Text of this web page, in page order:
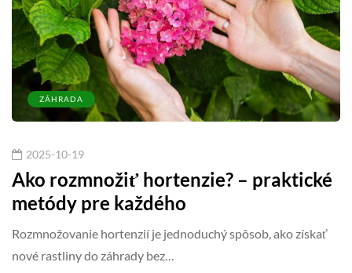
ZÁHRADA
2025-10-19
Ako rozmnožiť hortenzie? – praktické
metódy pre každého
Rozmnožovanie hortenzií je jednoduchý spôsob, ako získať
nové rastliny do záhrady bez…